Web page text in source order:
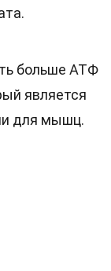
больше АТФ
является
для мышц.